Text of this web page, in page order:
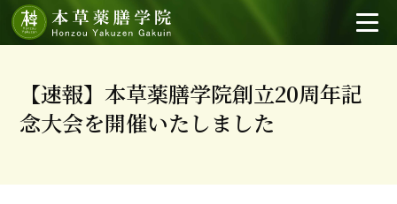
【速報】本草薬膳学院創立20周年記
念大会を開催いたしました